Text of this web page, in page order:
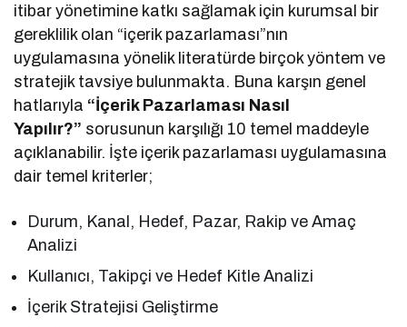
itibar yönetimine katkı sağlamak için kurumsal bir
gereklilik olan “içerik pazarlaması”nın
uygulamasına yönelik literatürde birçok yöntem ve
stratejik tavsiye bulunmakta. Buna karşın genel
hatlarıyla “İçerik Pazarlaması Nasıl
Yapılır?” sorusunun karşılığı 10 temel maddeyle
açıklanabilir. İşte içerik pazarlaması uygulamasına
dair temel kriterler;
Durum, Kanal, Hedef, Pazar, Rakip ve Amaç
Analizi
Kullanıcı, Takipçi ve Hedef Kitle Analizi
İçerik Stratejisi Geliştirme